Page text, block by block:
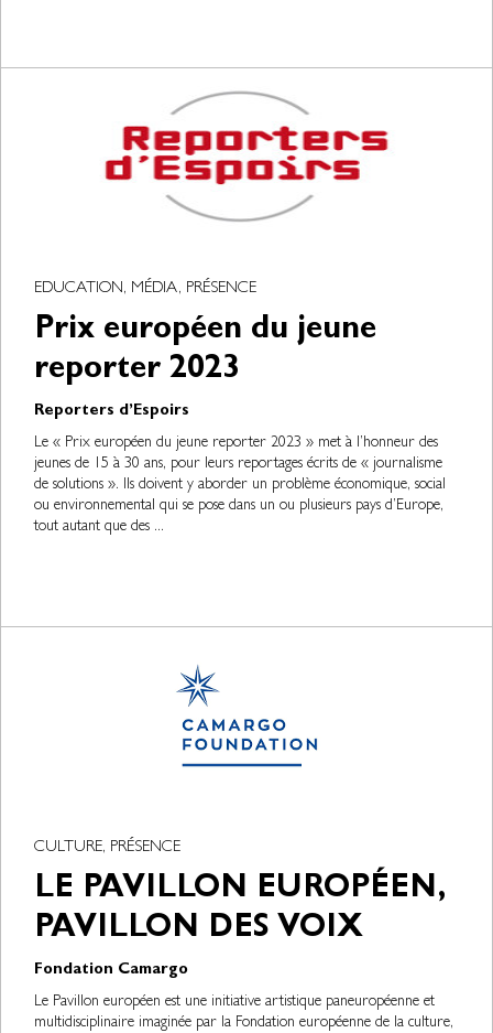
EDUCATION, MÉDIA, PRÉSENCE
Prix européen du jeune
reporter 2023
Reporters d’Espoirs
Le « Prix européen du jeune reporter 2023 » met à l’honneur des
jeunes de 15 à 30 ans, pour leurs reportages écrits de « journalisme
de solutions ». Ils doivent y aborder un problème économique, social
ou environnemental qui se pose dans un ou plusieurs pays d’Europe,
tout autant que des ...
CULTURE, PRÉSENCE
LE PAVILLON EUROPÉEN,
PAVILLON DES VOIX
Fondation Camargo
Le Pavillon européen est une initiative artistique paneuropéenne et
multidisciplinaire imaginée par la Fondation européenne de la culture,